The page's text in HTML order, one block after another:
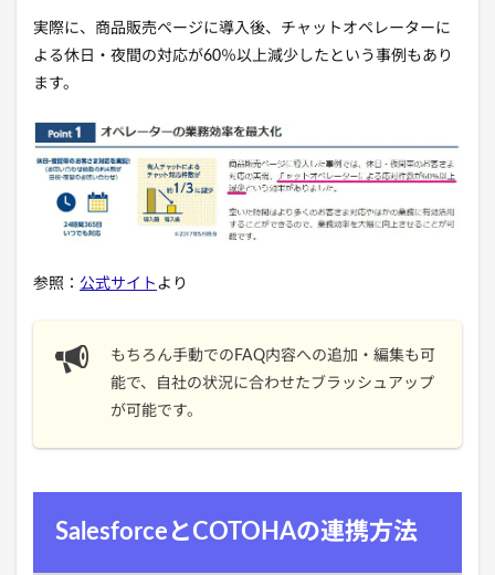
実際に、商品販売ページに導入後、チャットオペレーターに
よる休日・夜間の対応が60％以上減少したという事例もあり
ます。
参照： 公式サイト より
もちろん手動でのFAQ内容への追加・編集も可
能で、自社の状況に合わせたブラッシュアップ
が可能です。
SalesforceとCOTOHAの連携方法